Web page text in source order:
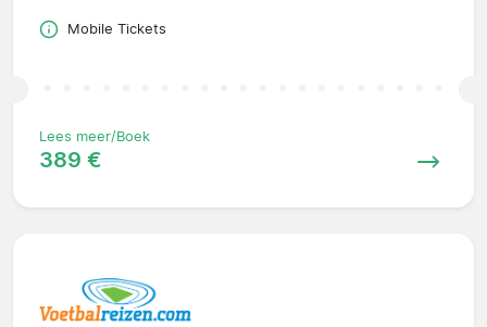
Mobile Tickets
Lees meer/Boek
389 €